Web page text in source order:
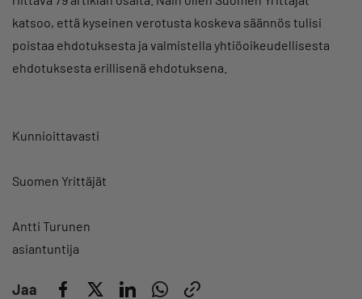
katsoo, että kyseinen verotusta koskeva säännös tulisi
poistaa ehdotuksesta ja valmistella yhtiöoikeudellisesta
ehdotuksesta erillisenä ehdotuksena.
Kunnioittavasti
Suomen Yrittäjät
Antti Turunen
asiantuntija
Jaa